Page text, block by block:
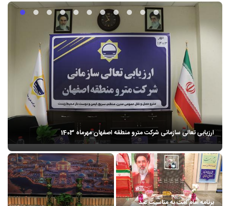
ارزیابی تعالی سازمانی شرکت مترو منطقه اصفهان مهرماه 1403
برنامه امام امت به مناسبت عید